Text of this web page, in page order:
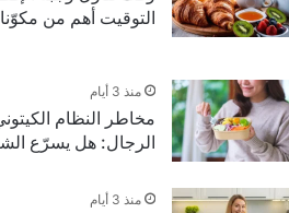
التوقيت أهم من
منذ 3 أيام
مخاطر النظام
الرجال: هل يسرّع
منذ 3 أيام